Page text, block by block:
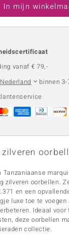
In mijn
vanaf € 79,-
Nederland
binnen
Tanzaniaanse
zilveren oorbellen.
en een
luxe toe te
Ideaal
deze oorbellen
collectie.